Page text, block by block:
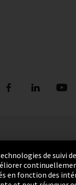
de suivi
en fonction des